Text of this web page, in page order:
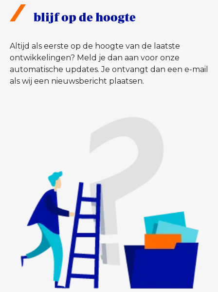
blijf op de hoogte
Altijd als eerste op de hoogte van de laatste
ontwikkelingen? Meld je dan aan voor onze
automatische updates. Je ontvangt dan een e-mail
als wij een nieuwsbericht plaatsen.